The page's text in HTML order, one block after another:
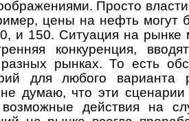
Просто
цены на нефть могут
и 150. Ситуация на рынке
конкуренция,
рынках. То есть
для любого варианта
думаю, что эти сценарии
действия на